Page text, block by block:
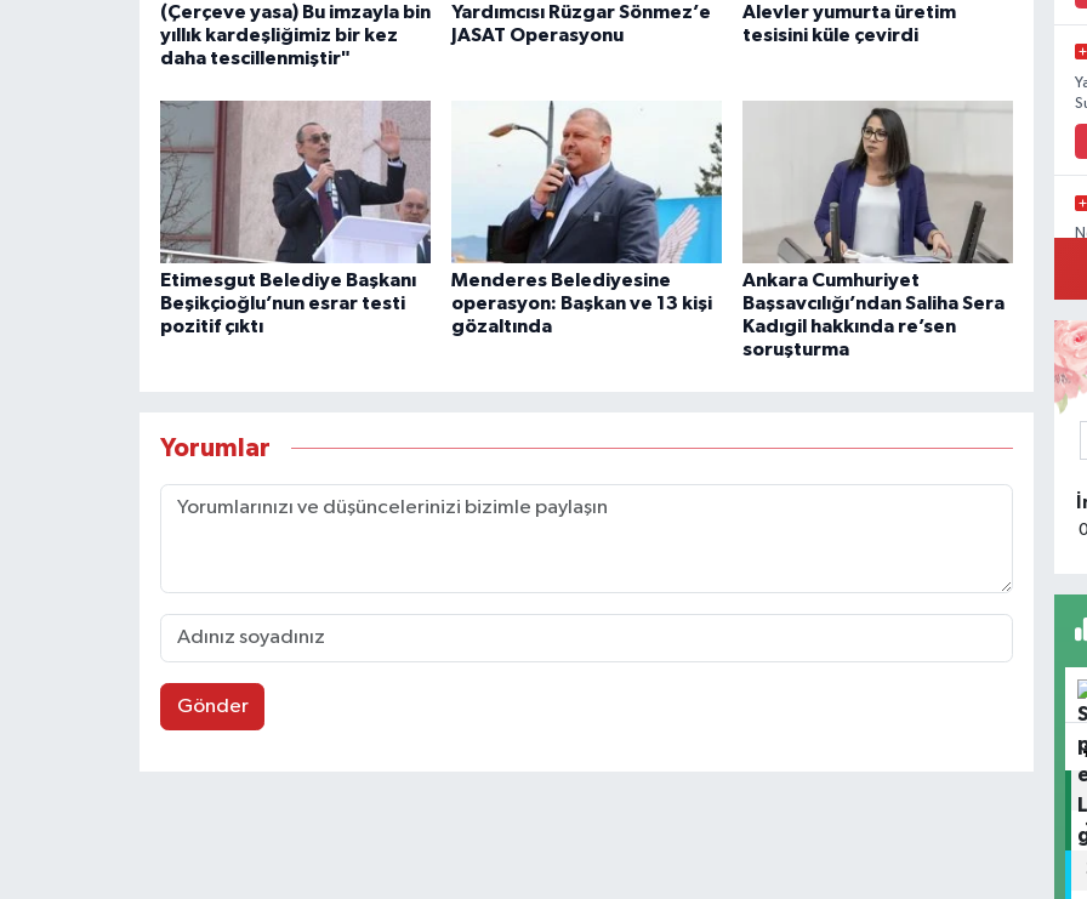
(Çerçeve yasa) Bu imzayla bin
yıllık kardeşliğimiz bir kez
daha tescillenmiştir"
Yardımcısı Rüzgar Sönmez’e
JASAT Operasyonu
Alevler yumurta üretim
tesisini küle çevirdi
Etimesgut Belediye Başkanı
Beşikçioğlu’nun esrar testi
pozitif çıktı
Menderes Belediyesine
operasyon: Başkan ve 13 kişi
gözaltında
Ankara Cumhuriyet
Başsavcılığı’ndan Saliha Sera
Kadıgil hakkında re’sen
soruşturma
Yorumlar
Gönder